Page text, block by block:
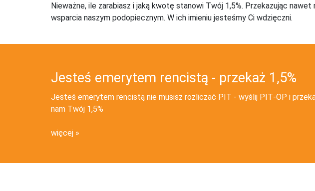
Nieważne, ile zarabiasz i jaką kwotę stanowi Twój 1,5%. Przekazując
wsparcia naszym podopiecznym. W ich imieniu jesteśmy Ci wdzięczni.
Jesteś emerytem rencistą - przekaż 1,5%
Jesteś emerytem rencistą nie musisz rozliczać PIT - wyślij PIT‑OP i
nam Twój 1,5%
więcej